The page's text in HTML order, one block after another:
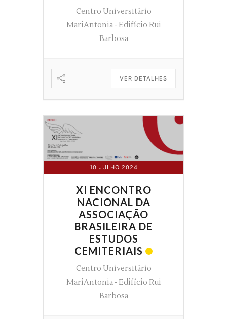
Centro Universitário
MariAntonia - Edifício Rui
Barbosa
VER DETALHES
10 JULHO 2024
XI ENCONTRO
NACIONAL DA
ASSOCIAÇÃO
BRASILEIRA DE
ESTUDOS
CEMITERIAIS
Centro Universitário
MariAntonia - Edifício Rui
Barbosa